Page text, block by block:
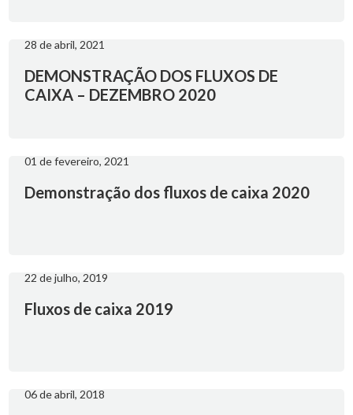
28 de abril, 2021
DEMONSTRAÇÃO DOS FLUXOS DE
CAIXA – DEZEMBRO 2020
01 de fevereiro, 2021
Demonstração dos fluxos de caixa 2020
22 de julho, 2019
Fluxos de caixa 2019
06 de abril, 2018